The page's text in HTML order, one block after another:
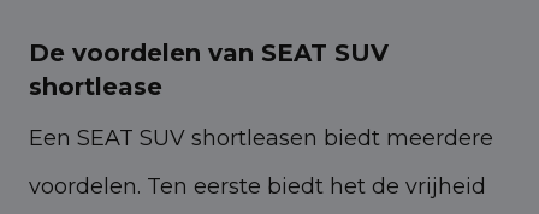
De voordelen van SEAT SUV
shortlease
Een SEAT SUV shortleasen biedt meerdere
voordelen. Ten eerste biedt het de vrijheid